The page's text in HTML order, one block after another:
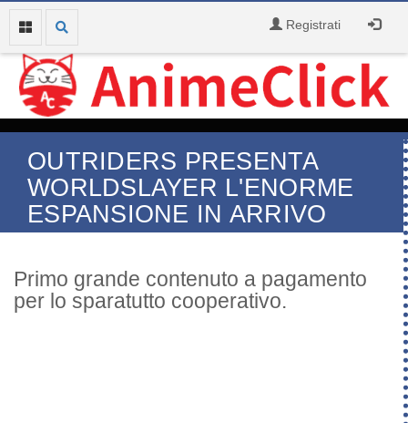
Registrati
OUTRIDERS PRESENTA
WORLDSLAYER L'ENORME
ESPANSIONE IN ARRIVO
Primo grande contenuto a pagamento
per lo sparatutto cooperativo.